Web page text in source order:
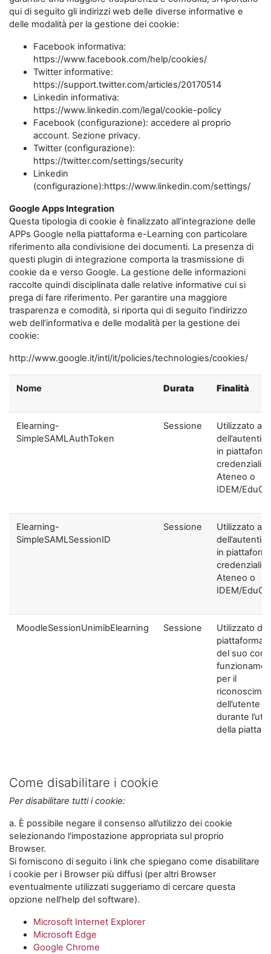
qui di seguito gli indirizzi web delle diverse informative e
delle modalità per la gestione dei cookie:
Facebook informativa:
https://www.facebook.com/help/cookies/
Twitter informative:
https://support.twitter.com/articles/20170514
Linkedin informativa:
https://www.linkedin.com/legal/cookie-policy
Facebook (configurazione): accedere al proprio
account. Sezione privacy.
Twitter (configurazione):
https://twitter.com/settings/security
Linkedin
(configurazione):https://www.linkedin.com/settings/
Google Apps Integration
Questa tipologia di cookie è finalizzato all’integrazione delle
APPs Google nella piattaforma e-Learning con particolare
riferimento alla condivisione dei documenti. La presenza di
questi plugin di integrazione comporta la trasmissione di
cookie da e verso Google. La gestione delle informazioni
raccolte quindi disciplinata dalle relative informative cui si
prega di fare riferimento. Per garantire una maggiore
trasparenza e comodità, si riporta qui di seguito l’indirizzo
web dell’informativa e delle modalità per la gestione dei
cookie:
http://www.google.it/intl/it/policies/technologies/cookies/
Nome Durata Finalità
Elearning-
SimpleSAMLAuthToken
Sessione
Utilizzato ai
in
credenziali di
Ateneo o
IDEM/
Elearning-
SimpleSAMLSessionID
Sessione
Utilizzato ai
in
credenziali di
Ateneo o
IDEM/
MoodleSessionUnimibElearning Sessione
Utilizzato
piattaforma
del suo
per il
dell’utente
durante
della
Come disabilitare i cookie
Per disabilitare tutti i cookie:
a. È possibile negare il consenso all’utilizzo dei cookie
selezionando l'impostazione appropriata sul proprio
Browser.
Si forniscono di seguito i link che spiegano come disabilitare
i cookie per i Browser più diffusi (per altri Browser
eventualmente utilizzati suggeriamo di cercare questa
opzione nell’help del software).
Microsoft Internet Explorer
Microsoft Edge
Google Chrome